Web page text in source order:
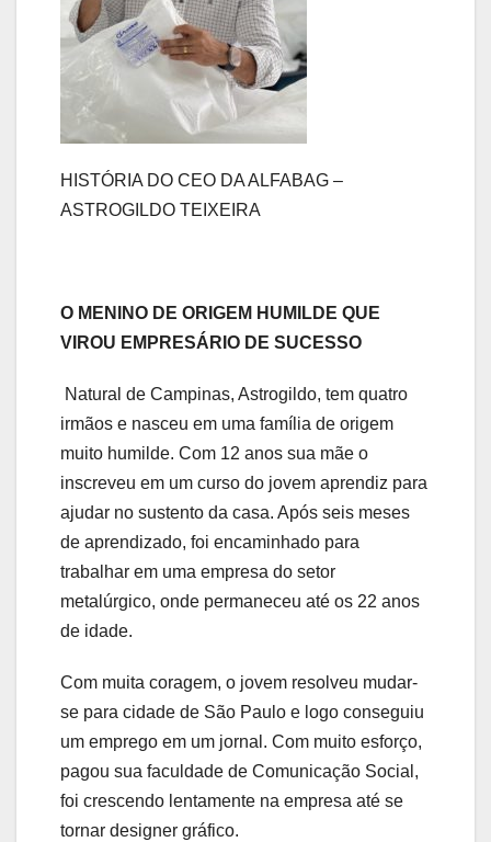
HISTÓRIA DO CEO DA ALFABAG –
ASTROGILDO TEIXEIRA
O MENINO DE ORIGEM HUMILDE QUE
VIROU EMPRESÁRIO DE SUCESSO
Natural de Campinas, Astrogildo, tem quatro
irmãos e nasceu em uma família de origem
muito humilde. Com 12 anos sua mãe o
inscreveu em um curso do jovem aprendiz para
ajudar no sustento da casa. Após seis meses
de aprendizado, foi encaminhado para
trabalhar em uma empresa do setor
metalúrgico, onde permaneceu até os 22 anos
de idade.
Com muita coragem, o jovem resolveu mudar-
se para cidade de São Paulo e logo conseguiu
um emprego em um jornal. Com muito esforço,
pagou sua faculdade de Comunicação Social,
foi crescendo lentamente na empresa até se
tornar designer gráfico.